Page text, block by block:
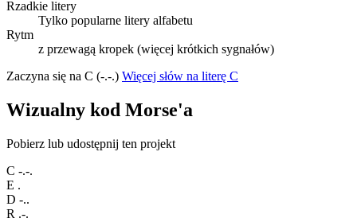
Rzadkie litery
Tylko popularne litery alfabetu
Rytm
z przewagą kropek (więcej krótkich sygnałów)
Zaczyna się na C (-.-.) Więcej słów na literę C
Wizualny kod Morse'a
Pobierz lub udostępnij ten projekt
C -.-.
E .
D -..
R .-.